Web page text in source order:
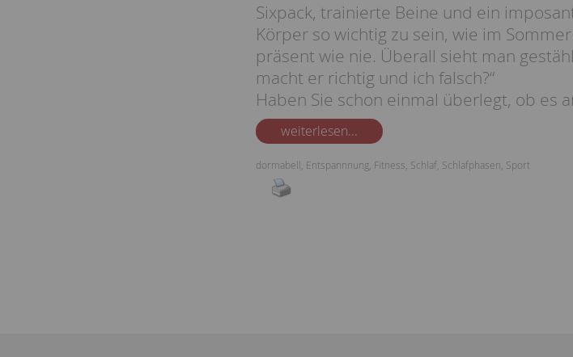
Sixpack, trainierte Beine und ein
Körper so wichtig zu sein, wie im
präsent wie nie. Überall sieht man
macht er richtig und ich falsch?“
Haben Sie schon einmal überlegt, ob es
weiterlesen...
dormabell Entspannnung Fitness Schlaf Schlafphasen Sport